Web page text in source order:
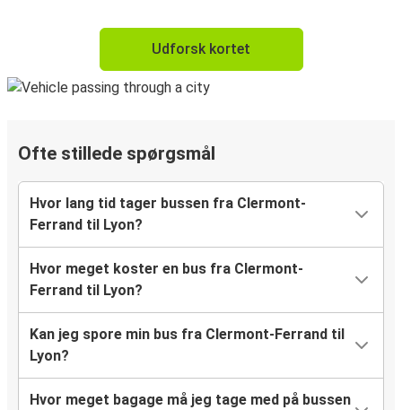
Udforsk kortet
Ofte stillede spørgsmål
Hvor lang tid tager bussen fra Clermont-
Ferrand til Lyon?
Hvor meget koster en bus fra Clermont-
Ferrand til Lyon?
Kan jeg spore min bus fra Clermont-Ferrand til
Lyon?
Hvor meget bagage må jeg tage med på bussen